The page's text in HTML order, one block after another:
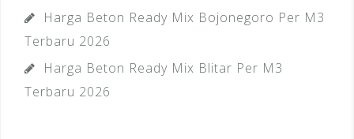
Harga Beton Ready Mix Bojonegoro Per M3
Terbaru 2026
Harga Beton Ready Mix Blitar Per M3
Terbaru 2026